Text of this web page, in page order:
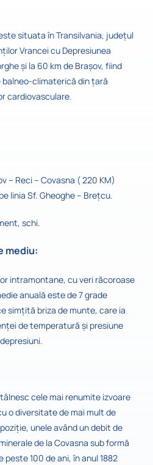
situata în Transilvania, județul
Vrancei cu Depresiunea
şi la 60 km de Braşov, fiind
climaterică din țară
cardiovasculare.
– Reci – Covasna ( 220 KM)
linia Sf. Gheoghe – Brețcu.
schi.
mediu:
intramontane, cu veri răcoroase
anuală este de 7 grade
simțită briza de munte, care ia
de temperatură şi presiune
cele mai renumite izvoare
o diversitate de mai mult de
unele având un debit de
de la Covasna sub formă
100 de ani, în anul 1882